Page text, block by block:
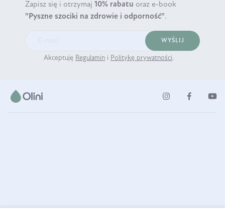
Zapisz się i otrzymaj 10% rabatu oraz e-book
"Pyszne szociki na zdrowie i odporność".
WYŚLIJ
Akceptuję Regulamin i Politykę prywatności.